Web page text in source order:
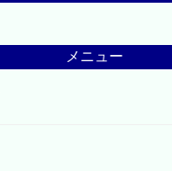
メニュー